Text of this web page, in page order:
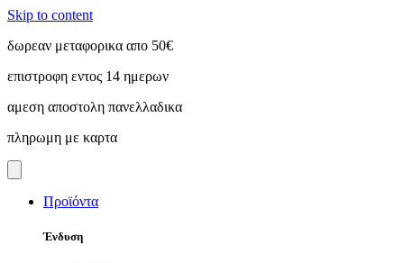
Skip to content
δωρεαν μεταφορικα απο 50€
επιστροφη εντος 14 ημερων
αμεση αποστολη πανελλαδικα
πληρωμη με καρτα
Προϊόντα
Ένδυση